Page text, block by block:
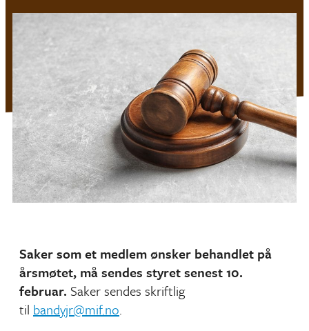
Saker som et medlem ønsker behandlet på
årsmøtet, må sendes styret senest10.
februar. Saker sendes skriftlig
til bandyjr@mif.no.